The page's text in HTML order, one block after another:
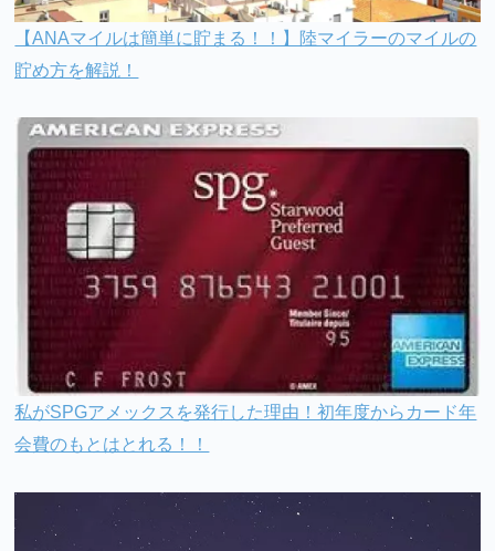
【ANAマイルは簡単に貯まる！！】陸マイラーのマイルの
貯め方を解説！
私がSPGアメックスを発行した理由！初年度からカード年
会費のもとはとれる！！